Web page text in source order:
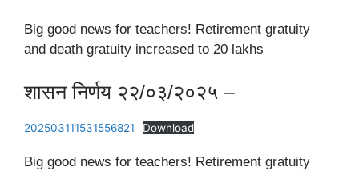
Big good news for teachers! Retirement gratuity
and death gratuity increased to 20 lakhs
शासन निर्णय २२/०३/२०२५ –
202503111531556821 Download
Big good news for teachers! Retirement gratuity